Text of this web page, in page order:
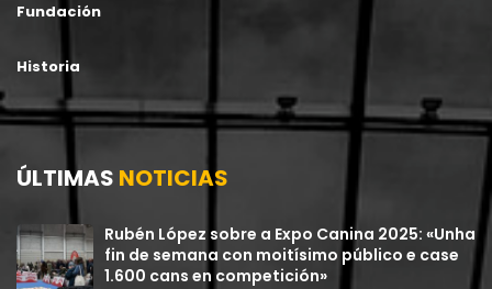
Fundación
Historia
ÚLTIMAS NOTICIAS
Rubén López sobre a Expo Canina 2025: «Unha
fin de semana con moitísimo público e case
1.600 cans en competición»